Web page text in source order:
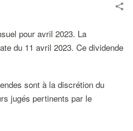
pour avril 2023. La
du 11 avril 2023. Ce dividende
sont à la discrétion du
jugés pertinents par le